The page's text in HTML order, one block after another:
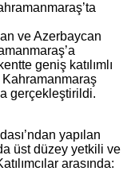
ve Azerbaycan
geniş katılımlı
Kahramanmaraş
gerçekleştirildi.
yapılan
üst düzey yetkili ve
arasında: